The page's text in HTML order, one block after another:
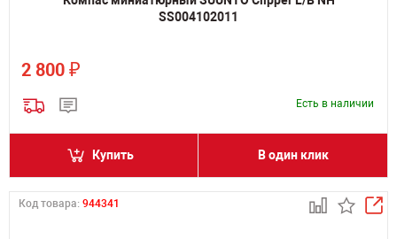
SS004102011
2 800 ₽
Есть в наличии
Купить В один клик
Код товара: 944341